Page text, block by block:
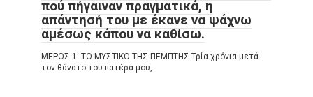
πού πήγαιναν πραγματικά, η
απάντησή του με έκανε να ψάχνω
αμέσως κάπου να καθίσω.
ΜΕΡΟΣ 1: ΤΟ ΜΥΣΤΙΚΟ ΤΗΣ ΠΕΜΠΤΗΣ Τρία χρόνια μετά
τον θάνατο του πατέρα μου,